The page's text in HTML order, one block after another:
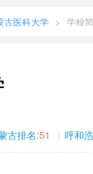
古医科大学 学校
古排名:51 呼和